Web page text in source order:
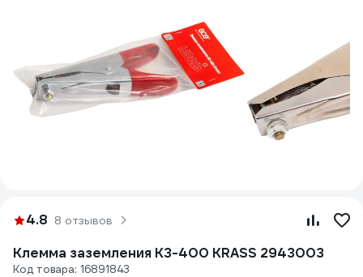
4.8 8 отзывов
Клемма заземления КЗ-400 KRASS 2943003
Код товара: 16891843